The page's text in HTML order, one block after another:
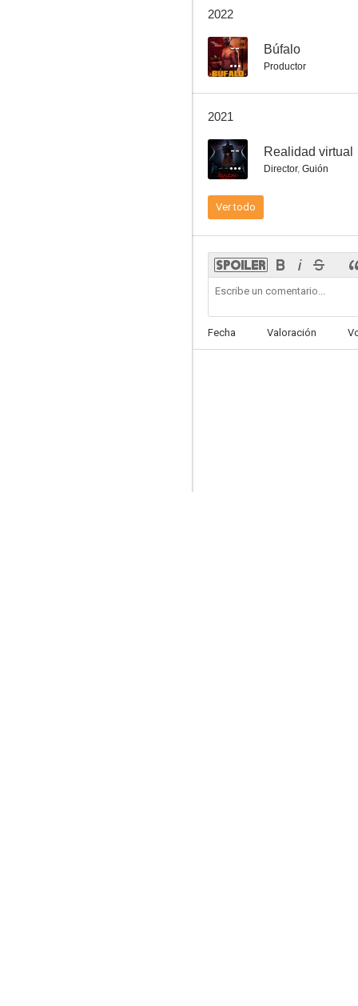
2022
-- Búfalo
Productor
2021
-- Realidad virtual
Director, Guión
Ver todo
Fecha Valoración